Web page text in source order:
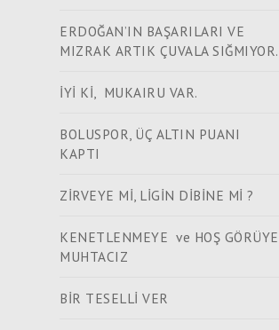
ERDOĞAN’IN BAŞARILARI VE
MIZRAK ARTIK ÇUVALA SIĞMIYOR.
İYİ Kİ, MUKAIRU VAR.
BOLUSPOR, ÜÇ ALTIN PUANI
KAPTI
ZİRVEYE Mİ, LİGİN DİBİNE Mİ ?
KENETLENMEYE ve HOŞ GÖRÜYE
MUHTACIZ
BİR TESELLİ VER